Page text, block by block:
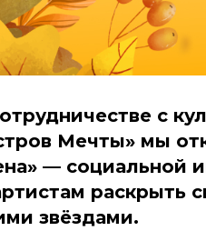
с
Мечты» мы
— социальной
раскрыть
звёздами.